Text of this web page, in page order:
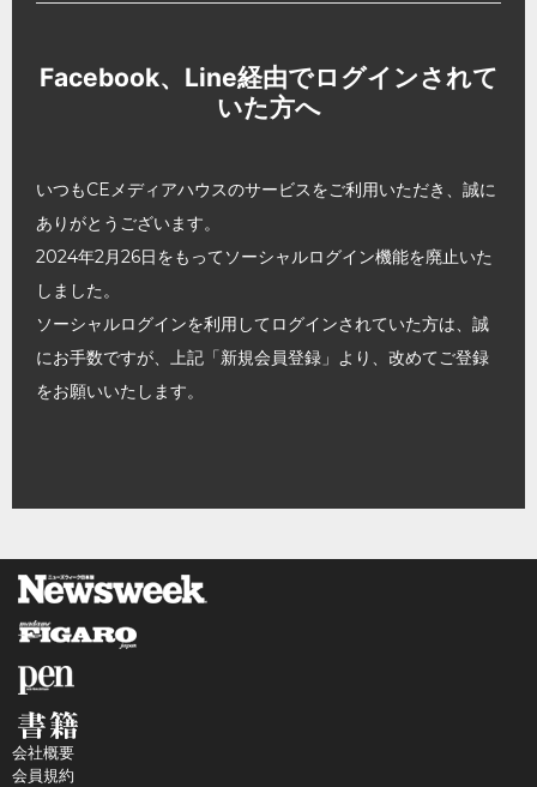
Facebook、Line経由でログインされて
いた方へ
いつもCEメディアハウスのサービスをご利用いただき、誠に
ありがとうございます。
2024年2月26日をもってソーシャルログイン機能を廃止いた
しました。
ソーシャルログインを利用してログインされていた方は、誠
にお手数ですが、上記「新規会員登録」より、改めてご登録
をお願いいたします。
会社概要
会員規約